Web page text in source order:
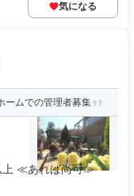
気になる
ームでの管理者募集
上 ≪あれば尚可≫ ・